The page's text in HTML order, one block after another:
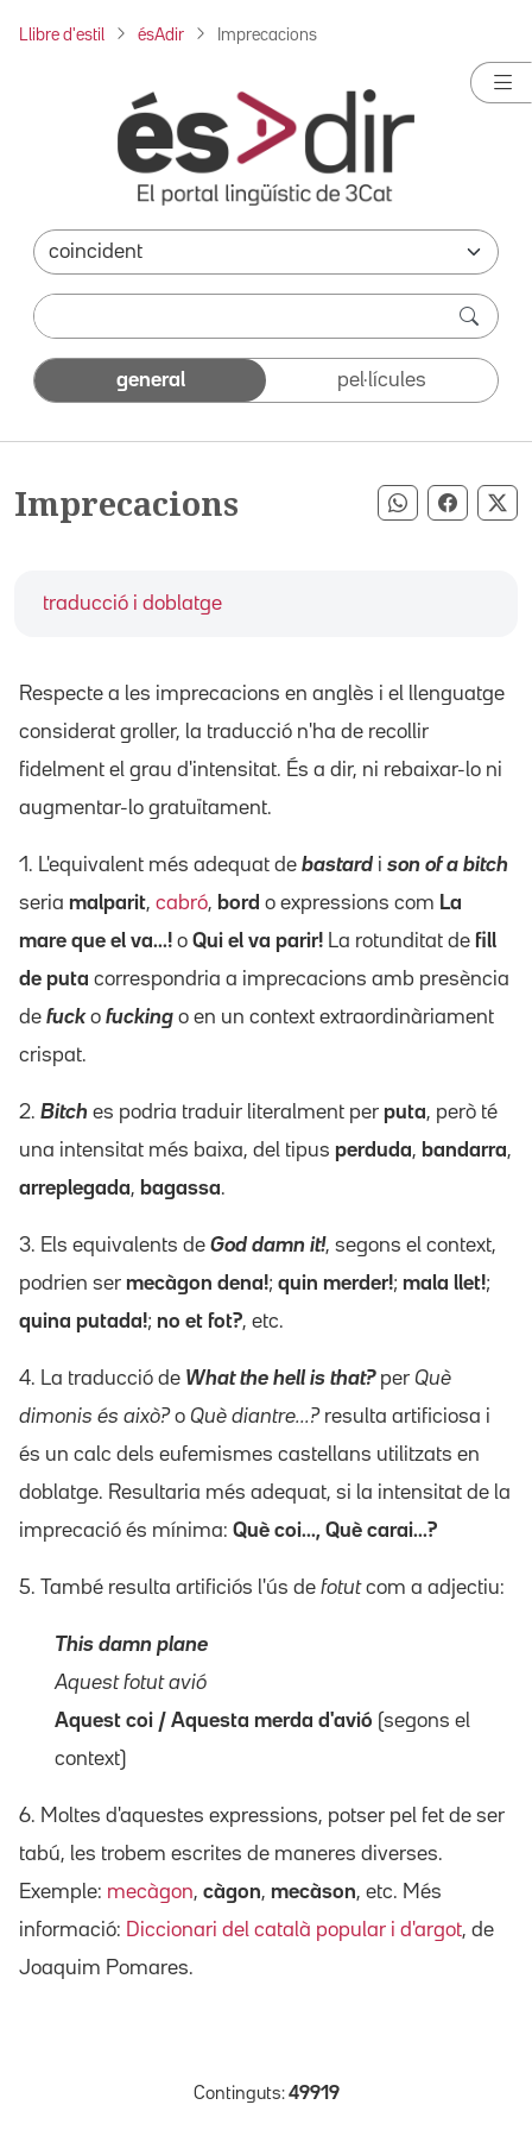
Llibre d'estil ésAdir Imprecacions
general pel·lícules
Imprecacions Compartir
traducció i doblatge
Respecte a les imprecacions en anglès i el llenguatge
considerat groller, la traducció n'ha de recollir
fidelment el grau d'intensitat. És a dir, ni rebaixar-lo ni
augmentar-lo gratuïtament.
1. L'equivalent més adequat de bastard i son of a bitch
seria malparit, cabró, bord o expressions com La
mare que el va...! o Qui el va parir! La rotunditat de fill
de puta correspondria a imprecacions amb presència
de fucko fucking o en un context extraordinàriament
crispat.
2. Bitch es podria traduir literalment per puta, però té
una intensitat més baixa, del tipus perduda, bandarra,
arreplegada, bagassa.
3. Els equivalents de God damn it!, segons el context,
podrien ser mecàgon dena!; quin merder!; mala llet!;
quina putada!; no et fot?, etc.
4. La traducció de What the hell is that?per Què
dimonis és això?o Què diantre...?resulta artificiosa i
és un calc dels eufemismes castellans utilitzats en
doblatge. Resultaria més adequat, si la intensitat de la
imprecació és mínima: Què coi..., Què carai...?
5. També resulta artificiós l'ús de fotutcom a adjectiu:
This damn plane
Aquest fotut avió
Aquest coi / Aquesta merda d'avió (segons el
context)
6. Moltes d'aquestes expressions, potser pel fet de ser
tabú, les trobem escrites de maneres diverses.
Exemple: mecàgon, càgon, mecàson, etc. Més
informació: Diccionari del català popular i d'argot, de
Joaquim Pomares.
Continguts: 49919